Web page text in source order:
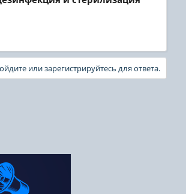
или зарегистрируйтесь для ответа.